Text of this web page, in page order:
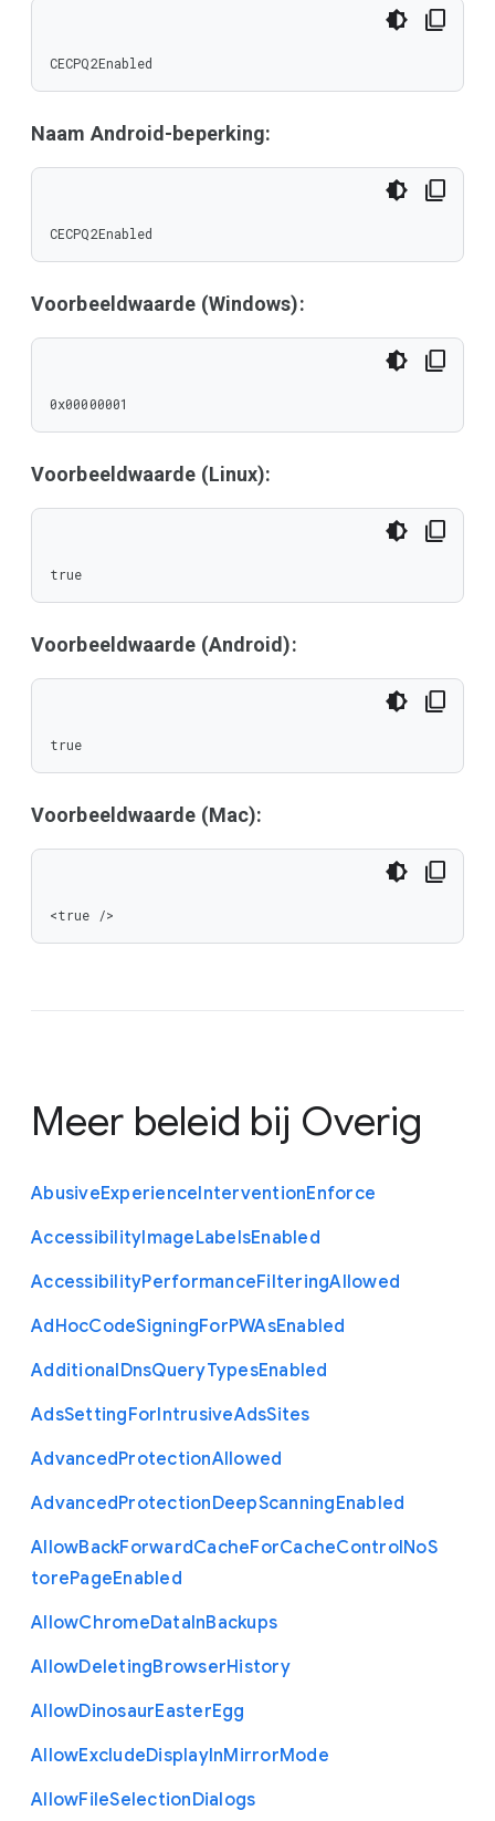
CECPQ2Enabled
Naam Android-beperking:
CECPQ2Enabled
Voorbeeldwaarde (Windows):
0x00000001
Voorbeeldwaarde (Linux):
true
Voorbeeldwaarde (Android):
true
Voorbeeldwaarde (Mac):
<true />
Meer beleid bij Overig
AbusiveExperienceInterventionEnforce
AccessibilityImageLabelsEnabled
AccessibilityPerformanceFilteringAllowed
AdHocCodeSigningForPWAsEnabled
AdditionalDnsQueryTypesEnabled
AdsSettingForIntrusiveAdsSites
AdvancedProtectionAllowed
AdvancedProtectionDeepScanningEnabled
AllowBackForwardCacheForCacheControlNoS
torePageEnabled
AllowChromeDataInBackups
AllowDeletingBrowserHistory
AllowDinosaurEasterEgg
AllowExcludeDisplayInMirrorMode
AllowFileSelectionDialogs